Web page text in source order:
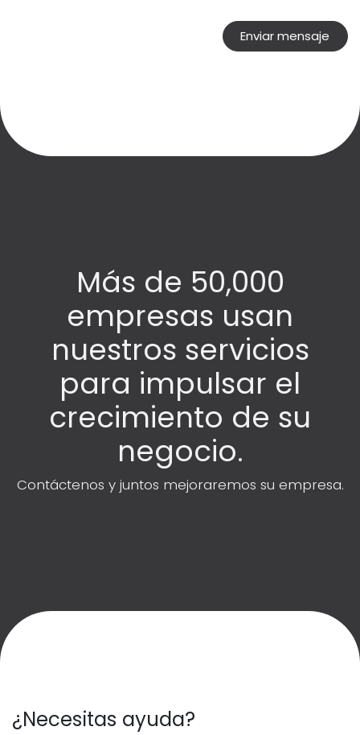
Enviar mensaje
Más de 50,000
empresas usan
nuestros servicios
para impulsar el
crecimiento de su
negocio.
Contáctenos y juntos mejoraremos su empresa.
¿Necesitas ayuda?